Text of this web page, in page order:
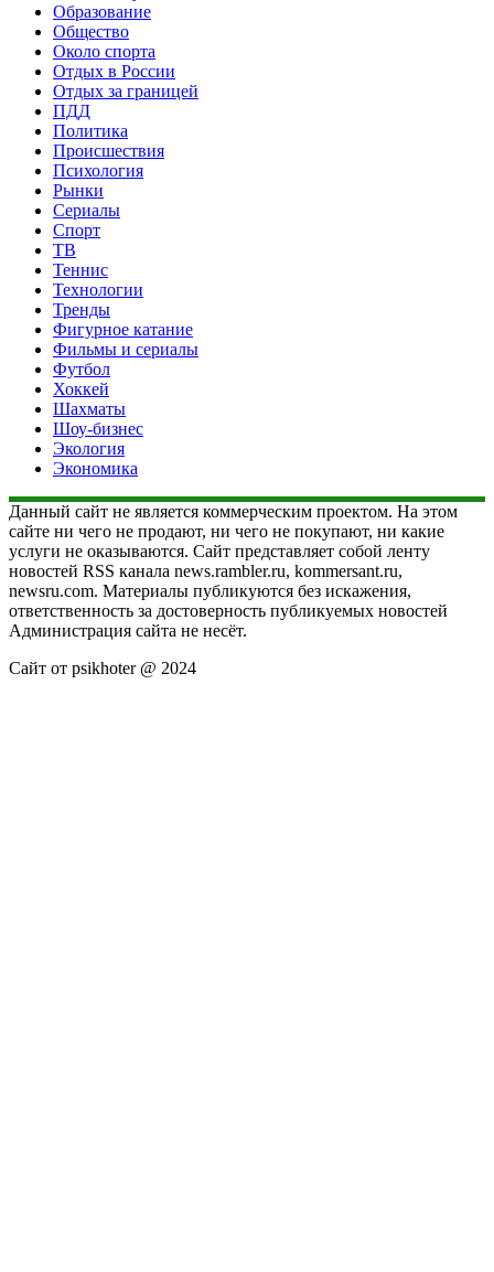
Образование
Общество
Около спорта
Отдых в России
Отдых за границей
ПДД
Политика
Происшествия
Психология
Рынки
Сериалы
Спорт
ТВ
Теннис
Технологии
Тренды
Фигурное катание
Фильмы и сериалы
Футбол
Хоккей
Шахматы
Шоу-бизнес
Экология
Экономика
Данный сайт не является коммерческим проектом. На этом
сайте ни чего не продают, ни чего не покупают, ни какие
услуги не оказываются. Сайт представляет собой ленту
новостей RSS канала news.rambler.ru, kommersant.ru,
newsru.com. Материалы публикуются без искажения,
ответственность за достоверность публикуемых новостей
Администрация сайта не несёт.
Сайт от psikhoter @ 2024